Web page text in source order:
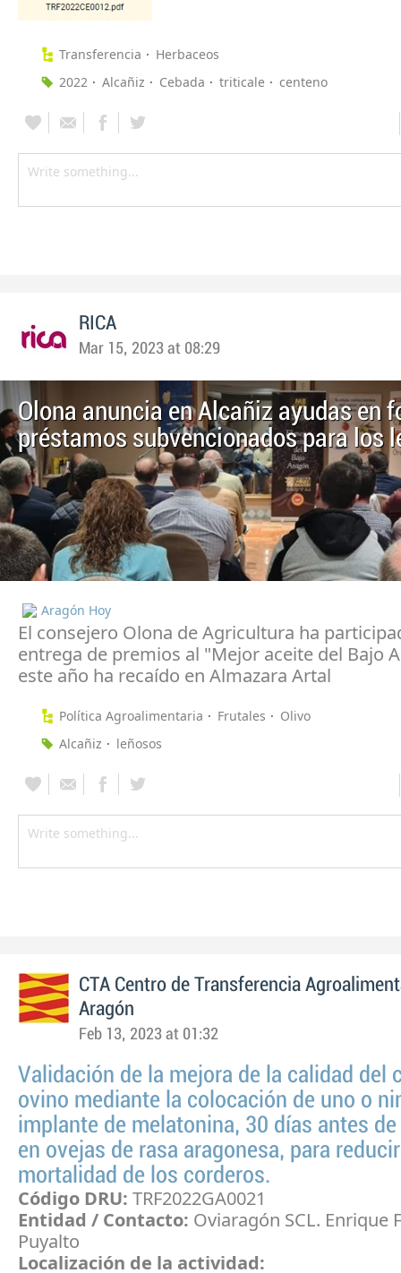
Transferencia
Herbaceos
2022
Alcañiz Cebada triticale centeno
RICA
Mar 15, 2023 at 08:29
Olona anuncia en Alcañiz ayudas en
préstamos subvencionados para los
Aragón Hoy
El consejero Olona de Agricultura ha
entrega de premios al "Mejor aceite del Bajo
este año ha recaído en Almazara Artal
Política Agroalimentaria Frutales
Olivo
Alcañiz
leñosos
CTA Centro de Transferencia
Aragón
Feb 13, 2023 at 01:32
Validación de la mejora de la calidad del
ovino mediante la colocación de uno o
implante de melatonina, 30 días antes
en ovejas de rasa aragonesa, para
mortalidad de los corderos.
Código DRU: TRF2022GA0021
Entidad / Contacto: Oviaragón SCL. Enrique
Puyalto
Localización de la actividad: